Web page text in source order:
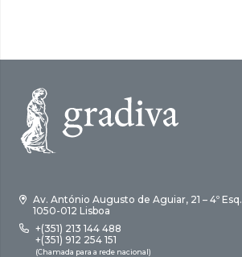
Av. António Augusto de Aguiar, 21 – 4º Esq.
1050-012 Lisboa
+(351) 213 144 488
+(351) 912 254 151
(Chamada para a rede nacional)